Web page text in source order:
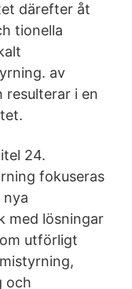
därefter åt
tionella
av
resulterar i en
24.
fokuseras
med lösningar
utförligt
och